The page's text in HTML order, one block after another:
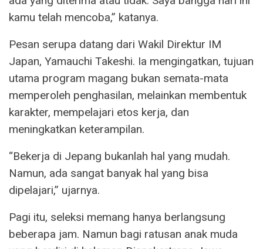
kamu telah mencoba,” katanya.
Pesan serupa datang dari Wakil Direktur IM
Japan, Yamauchi Takeshi. Ia mengingatkan, tujuan
utama program magang bukan semata-mata
memperoleh penghasilan, melainkan membentuk
karakter, mempelajari etos kerja, dan
meningkatkan keterampilan.
“Bekerja di Jepang bukanlah hal yang mudah.
Namun, ada sangat banyak hal yang bisa
dipelajari,” ujarnya.
Pagi itu, seleksi memang hanya berlangsung
beberapa jam. Namun bagi ratusan anak muda